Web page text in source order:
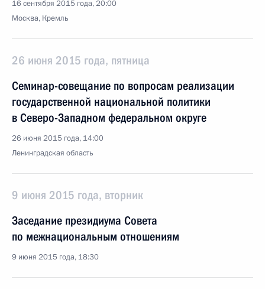
16 сентября 2015 года, 20:00
Москва, Кремль
26 июня 2015 года, пятница
Семинар-совещание по вопросам реализации
государственной национальной политики
в Северо-Западном федеральном округе
26 июня 2015 года, 14:00
Ленинградская область
9 июня 2015 года, вторник
Заседание президиума Совета
по межнациональным отношениям
9 июня 2015 года, 18:30